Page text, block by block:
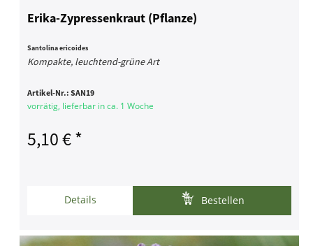
Erika-Zypressenkraut (Pflanze)
Santolina ericoides
Kompakte, leuchtend-grüne Art
Artikel-Nr.:SAN19
vorrätig, lieferbar in ca. 1 Woche
5,10 € *
Details Bestellen